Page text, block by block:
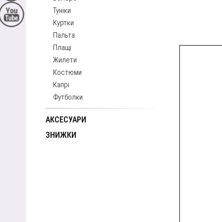
Туніки
Куртки
Пальта
Плащі
Жилети
Костюми
Капрі
Футболки
АКСЕСУАРИ
ЗНИЖКИ